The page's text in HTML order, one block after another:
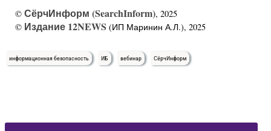
© СёрчИнформ (SearchInform), 2025
© Издание 12NEWS (ИП Маринин А.Л.), 2025
информационная безопасность ИБ вебинар СёрчИнформ